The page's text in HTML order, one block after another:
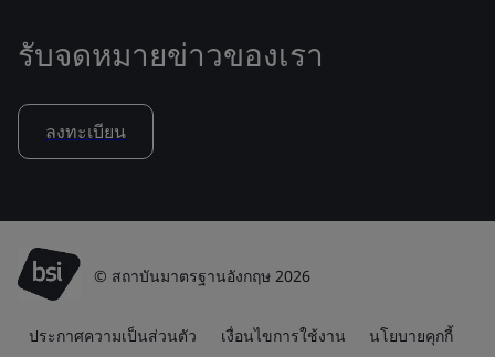
รับจดหมายข่าวของเรา
ลงทะเบียน
© สถาบันมาตรฐานอังกฤษ 2026
ประกาศความเป็นส่วนตัว เงื่อนไขการใช้งาน นโยบายคุกกี้